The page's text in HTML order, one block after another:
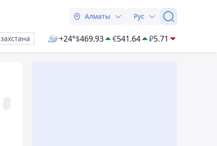
Алматы Рус
+24°$469.93 €541.64 ₽5.71